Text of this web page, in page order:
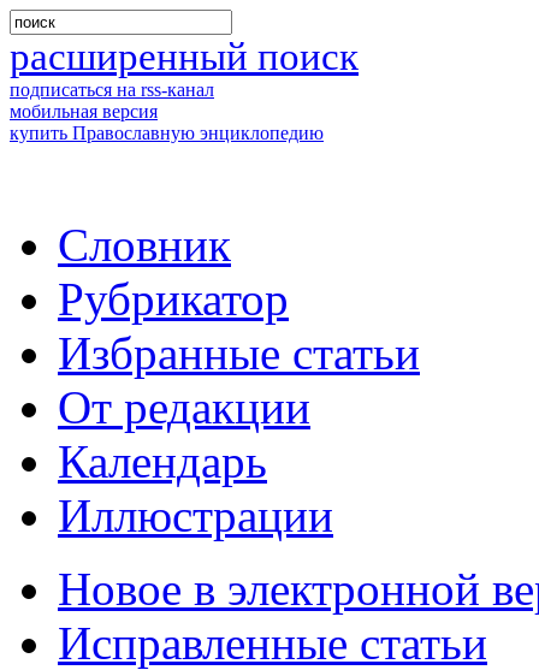
расширенный поиск
подписаться на rss-канал
мобильная версия
купить Православную энциклопедию
Словник
Рубрикатор
Избранные статьи
От редакции
Календарь
Иллюстрации
Новое в электронной
Исправленные статьи